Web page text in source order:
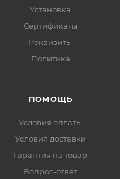
Установка
Сертификаты
Реквизиты
Политика
ПОМОЩЬ
Условия оплаты
Условия доставки
Гарантия на товар
Вопрос-ответ